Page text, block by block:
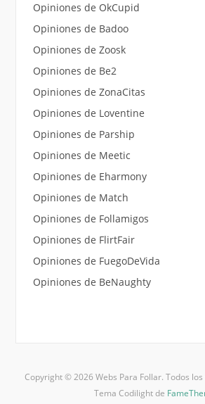
Opiniones de OkCupid
Opiniones de Badoo
Opiniones de Zoosk
Opiniones de Be2
Opiniones de ZonaCitas
Opiniones de Loventine
Opiniones de Parship
Opiniones de Meetic
Opiniones de Eharmony
Opiniones de Match
Opiniones de Follamigos
Opiniones de FlirtFair
Opiniones de FuegoDeVida
Opiniones de BeNaughty
Copyright © 2026 Webs Para Follar. Todos
Tema Codilight de